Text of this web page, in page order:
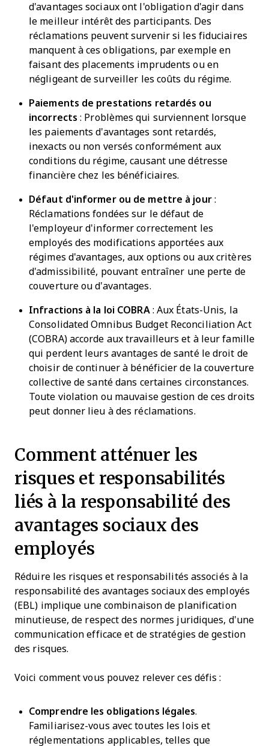
d'avantages sociaux ont l'obligation d'agir dans
le meilleur intérêt des participants. Des
réclamations peuvent survenir si les fiduciaires
manquent à ces obligations, par exemple en
faisant des placements imprudents ou en
négligeant de surveiller les coûts du régime.
Paiements de prestations retardés ou
incorrects : Problèmes qui surviennent lorsque
les paiements d'avantages sont retardés,
inexacts ou non versés conformément aux
conditions du régime, causant une détresse
financière chez les bénéficiaires.
Défaut d'informer ou de mettre à jour:
Réclamations fondées sur le défaut de
l'employeur d'informer correctement les
employés des modifications apportées aux
régimes d'avantages, aux options ou aux critères
d'admissibilité, pouvant entraîner une perte de
couverture ou d'avantages.
Infractions à la loi COBRA: Aux États-Unis, la
Consolidated Omnibus Budget Reconciliation Act
(COBRA) accorde aux travailleurs et à leur famille
qui perdent leurs avantages de santé le droit de
choisir de continuer à bénéficier de la couverture
collective de santé dans certaines circonstances.
Toute violation ou mauvaise gestion de ces droits
peut donner lieu à des réclamations.
Comment atténuer les
risques et responsabilités
liés à la responsabilité des
avantages sociaux des
employés
Réduire les risques et responsabilités associés à la
responsabilité des avantages sociaux des employés
(EBL) implique une combinaison de planification
minutieuse, de respect des normes juridiques, d'une
communication efficace et de stratégies de gestion
des risques.
Voici comment vous pouvez relever ces défis :
Comprendre les obligations légales.
Familiarisez-vous avec toutes les lois et
réglementations applicables, telles que